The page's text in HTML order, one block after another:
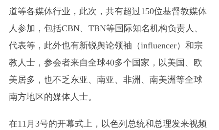
道等各媒体行业，此次，共有超过150位基督教媒体
人参加， 包括CBN、TBN等国际知名机构负责人、
代表等，此外也有新锐舆论领袖（influencer）和宗
教人士，参会者来自全球40多个国家，以美国、欧
美居多，也不乏东亚、南亚、非洲、南美洲等全球
南方地区的媒体人士。
在11月3号的开幕式上，以色列总统和总理发来视频